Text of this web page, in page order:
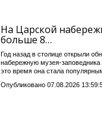
На Царской
больше 8…
Год назад в столице открыли
набережную музея-
это время она стала
Опубликовано 07.08.2026